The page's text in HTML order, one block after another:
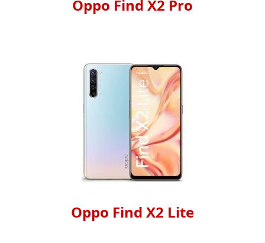
Oppo Find X2 Pro
Oppo Find X2 Lite